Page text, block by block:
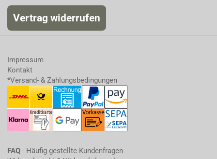
Vertrag widerrufen
Impressum
Kontakt
*Versand- & Zahlungsbedingungen
FAQ - Häufig gestellte Kundenfragen